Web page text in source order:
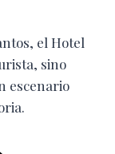
el Hotel
sino
escenario